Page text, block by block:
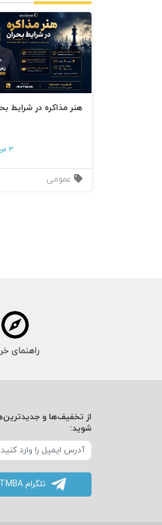
هنر مذاکره در شرایط
3 مرداد 1405
عمومی
راهنمای
از تخفیف‌ها و
شوید:
تلگرام TMBA